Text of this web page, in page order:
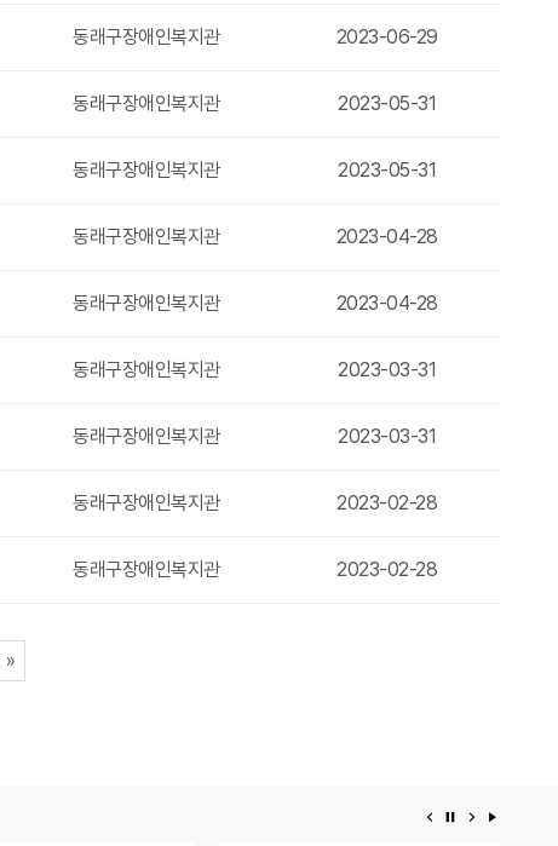
동래구장애인복지관 2023-06-29
동래구장애인복지관 2023-05-31
동래구장애인복지관 2023-05-31
동래구장애인복지관 2023-04-28
동래구장애인복지관 2023-04-28
동래구장애인복지관 2023-03-31
동래구장애인복지관 2023-03-31
동래구장애인복지관 2023-02-28
동래구장애인복지관 2023-02-28
페이지
»
이전 배너
배너 정지다음 배너